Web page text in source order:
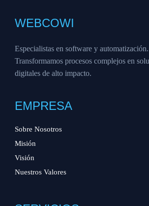
WEBCOWI
Especialistas en software y automatización.
Transformamos procesos complejos en
digitales de alto impacto.
EMPRESA
Sobre Nosotros
Misión
Visión
Nuestros Valores